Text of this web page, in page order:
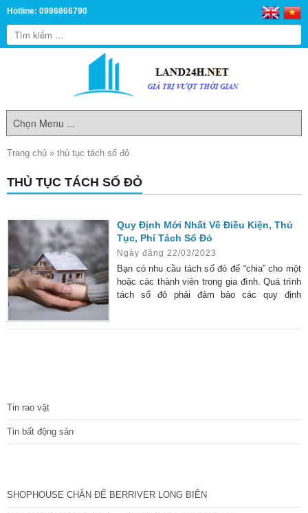
Hotline: 0986866790
Trang chủ » thủ tục tách sổ đỏ
THỦ TỤC TÁCH SỔ ĐỎ
Quy Định Mới Nhất Về Điều Kiện, Thủ
Tục, Phí Tách Sổ Đỏ
Ngày đăng 22/03/2023
Bạn có nhu cầu tách sổ đỏ để “chia” cho một
hoặc các thành viên trong gia đình. Quá trình
tách sổ đỏ phải đảm bảo các quy định
Tin rao vặt
Tin bất động sản
SHOPHOUSE CHÂN ĐẾ BERRIVER LONG BIÊN